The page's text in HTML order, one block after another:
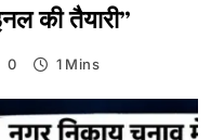
की तैयारी”
0 1 Mins